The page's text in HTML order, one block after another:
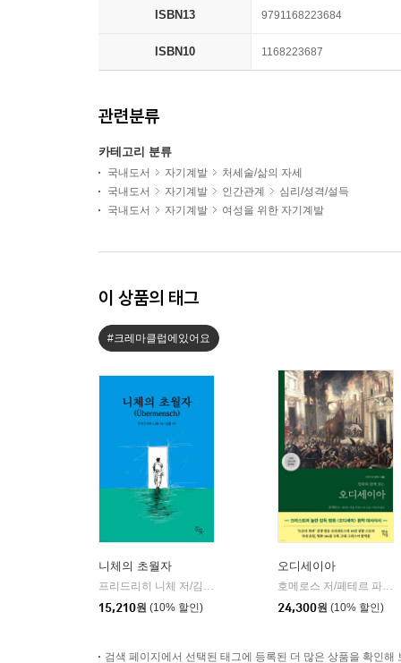
ISBN13 9791168223684
ISBN10 1168223687
관련분류
카테고리 분류
국내도서 자기계발
처세술/삶의 자세
국내도서
자기계발 인간관계
심리/성격/설득
국내도서
자기계발 여성을 위한 자기계발
이 상품의 태그
#크레마클럽에있어요
니체의 초월자
프리드리히 니체 저/김철 편역
15,210원 (10% 할인)
오디세이아
호메로스 저/페테르 파울 루벤스 그림/박문재 역
24,300원 (10% 할인)
검색 페이지에서 선택된 태그에 등록된 더 많은 상품을 확인해